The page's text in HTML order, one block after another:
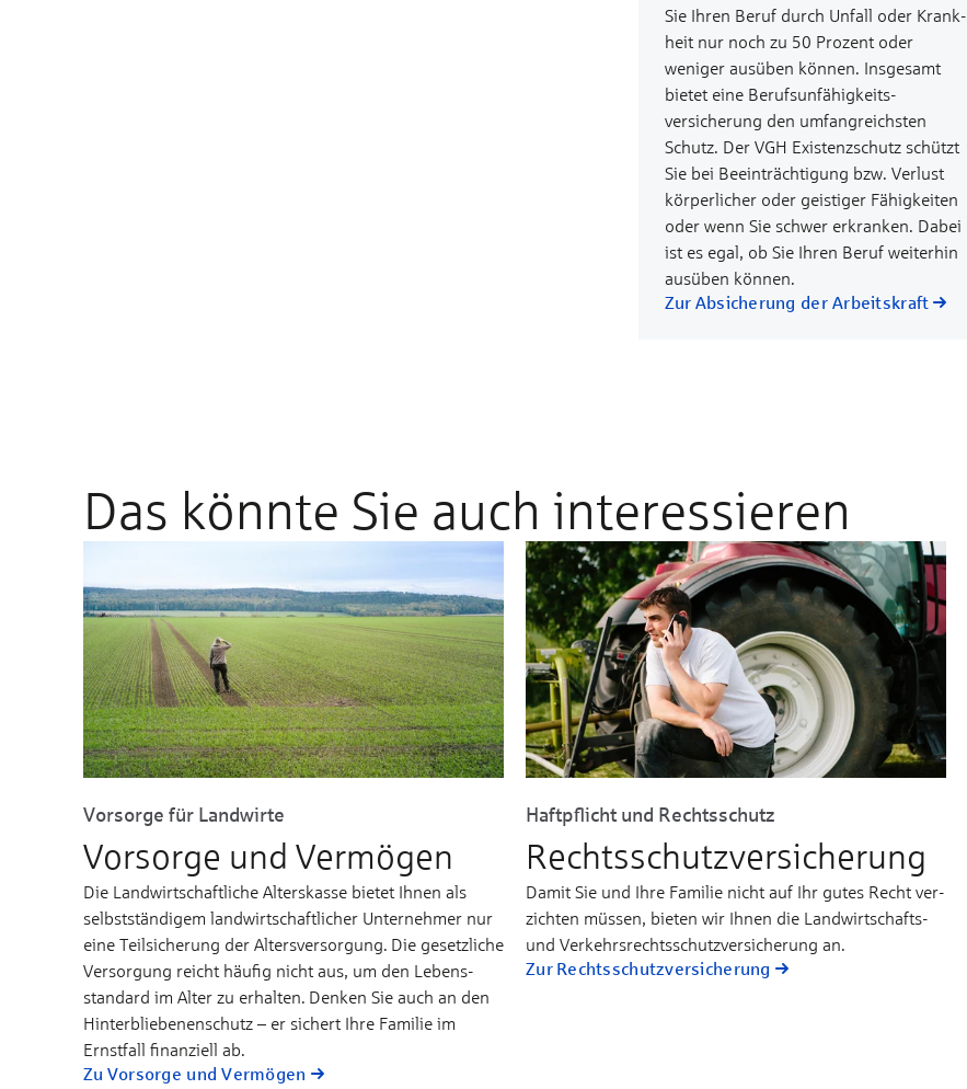
Sie Ihren Beruf durch Un­fall oder Krank­
heit nur noch zu 50 Prozent oder
weniger aus­üben können. Insge­samt
bietet eine Berufs­unfähigkeits­
versicherung den umfang­reichsten
Schutz. Der VGH Existenz­schutz schützt
Sie bei Beein­trächtigung bzw. Ver­lust
körper­licher oder gei­stiger Fähig­keiten
oder wenn Sie schwer er­kran­ken. Dabei
ist es egal, ob Sie Ihren Be­ruf weiter­hin
aus­üben kön­nen.
Zur Absicherung der Arbeitskraft
Das könnte Sie auch interessieren
Vorsorge für Landwirte
Vorsorge und Vermögen
Die Land­­wirt­­schaft­li­che Al­ters­­­kas­se bie­tet Ih­nen als
selbst­­­stän­di­gem land­­­wirt­­­schaft­li­cher Un­ter­­­­neh­mer nur
ei­ne Teil­­­si­che­rung der Al­ters­­­ver­­sor­gung. Die ge­­setz­li­che
Ver­­­sor­gung reicht häu­fig nicht aus, um den Le­bens­­
stan­dard im Al­­ter zu er­hal­ten. Den­ken Sie auch an den
Hin­ter­­blie­be­nen­­schutz – er si­chert Ih­re Fa­mi­lie im
Ernst­­fall fi­nan­ziell ab.
Zu Vorsorge und Vermögen
Haftpflicht und Rechtsschutz
Rechtsschutz­versicherung
Da­mit Sie und Ih­re Fa­mi­lie nicht auf Ihr gu­tes Recht ver­
zich­ten müs­sen, bie­ten wir Ih­nen die Land­­wirt­schafts-
und Ver­kehrs­­rechts­­schutz­­­ver­si­che­rung an.
Zur Rechtsschutz­versicherung